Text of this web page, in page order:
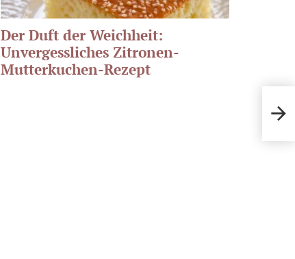
Der Duft der Weichheit:
Unvergessliches Zitronen-
Mutterkuchen-Rezept